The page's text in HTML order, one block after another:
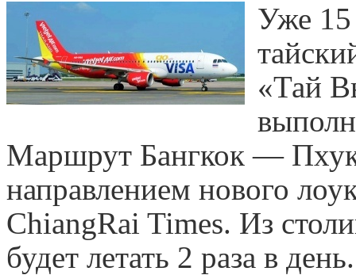
Уже 15
«Тай
Маршрут Бангкок —
направлением нового
ChiangRai Times. Из
будет летать 2 раза в день.